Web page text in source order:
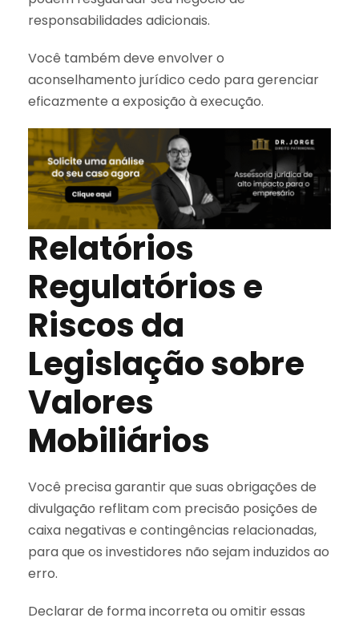
responsabilidades adicionais.
Você também deve envolver o
aconselhamento jurídico cedo para gerenciar
eficazmente a exposição à execução.
Relatórios
Regulatórios e
Riscos da
Legislação sobre
Valores
Mobiliários
Você precisa garantir que suas obrigações de
divulgação reflitam com precisão posições de
caixa negativas e contingências relacionadas,
para que os investidores não sejam induzidos ao
erro.
Declarar de forma incorreta ou omitir essas